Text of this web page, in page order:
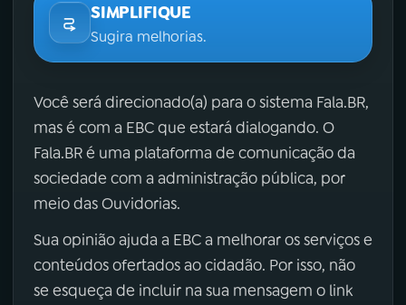
SIMPLIFIQUE
Sugira melhorias.
Você será direcionado(a) para o sistema Fala.BR,
mas é com a EBC que estará dialogando. O
Fala.BR é uma plataforma de comunicação da
sociedade com a administração pública, por
meio das Ouvidorias.
Sua opinião ajuda a EBC a melhorar os serviços e
conteúdos ofertados ao cidadão. Por isso, não
se esqueça de incluir na sua mensagem o link